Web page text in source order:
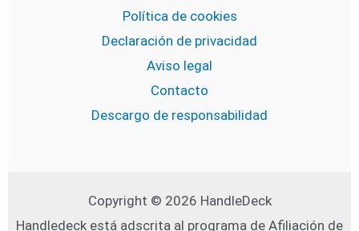
Política de cookies
Declaración de privacidad
Aviso legal
Contacto
Descargo de responsabilidad
Copyright © 2026 HandleDeck
Handledeck está adscrita al programa de Afiliación de